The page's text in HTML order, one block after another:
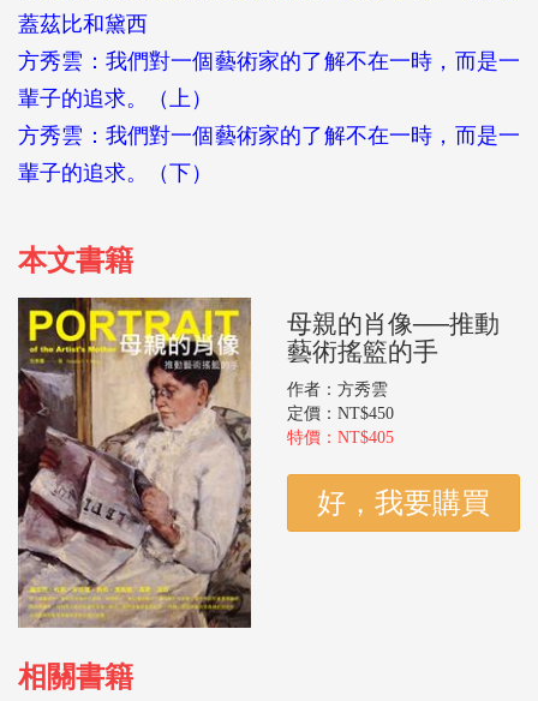
蓋茲比和黛西
方秀雲：我們對一個藝術家的了解不在一時，而是一
輩子的追求。（上）
方秀雲：我們對一個藝術家的了解不在一時，而是一
輩子的追求。（下）
本文書籍
母親的肖像──推動
藝術搖籃的手
作者：方秀雲
定價：NT$450
特價：NT$405
相關書籍